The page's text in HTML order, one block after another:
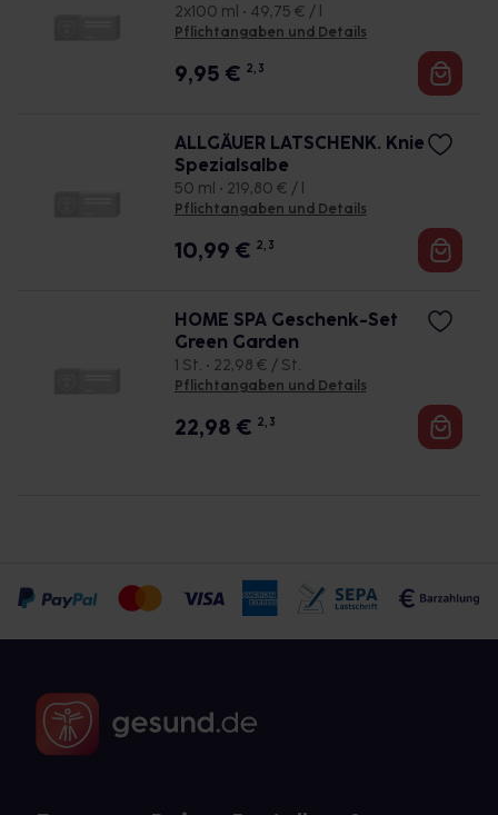
2x100 ml • 49,75 € / l
Pflichtangaben und Details
9,95 € 2, 3
ALLGÄUER LATSCHENK. Knie
Spezialsalbe
50 ml • 219,80 € / l
Pflichtangaben und Details
10,99 € 2, 3
HOME SPA Geschenk-Set
Green Garden
1 St. • 22,98 € / St.
Pflichtangaben und Details
22,98 € 2, 3